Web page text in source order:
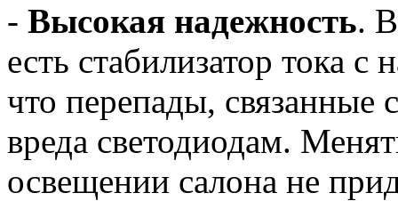
- Высокая надежность.
есть стабилизатор тока
что перепады, связанные
вреда светодиодам.
освещении салона не